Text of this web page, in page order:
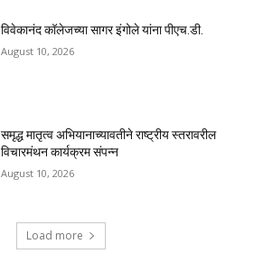
विवेकानंद कॉलेजच्या सागर इंगोले यांना पीएच.डी.
August 10, 2026
समृद्ध मातृत्व अभियानाच्यावतीने राष्ट्रीय स्तरावरील
विचारमंथन कार्यक्रम संपन्न
August 10, 2026
Load more